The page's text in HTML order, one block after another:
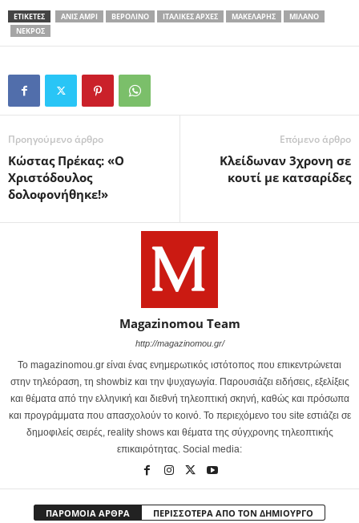
ΕΤΙΚΕΤΕΣ ΑΝΊΣ ΑΜΡΊ ΒΕΡΟΛΊΝΟ ΙΤΑΛΙΚΈΣ ΑΡΧΈΣ ΜΑΚΕΛΆΡΗΣ
ΜΙΛΆΝΟ
ΝΕΚΡΌΣ
Προηγούμενο άρθρο
Κώστας Πρέκας: «O
Χριστόδουλος
δολοφονήθηκε!»
Επόμενο άρθρο
Κλείδωναν 3χρονη σε
κουτί με κατσαρίδες
Magazinomou Team
http://magazinomou.gr/
Το magazinomou.gr είναι ένας ενημερωτικός ιστότοπος που επικεντρώνεται
στην τηλεόραση, τη showbiz και την ψυχαγωγία. Παρουσιάζει ειδήσεις, εξελίξεις
και θέματα από την ελληνική και διεθνή τηλεοπτική σκηνή, καθώς και πρόσωπα
και προγράμματα που απασχολούν το κοινό. Το περιεχόμενο του site εστιάζει σε
δημοφιλείς σειρές, reality shows και θέματα της σύγχρονης τηλεοπτικής
επικαιρότητας. Social media:
ΠΑΡΟΜΟΙΑ ΑΡΘΡΑ ΠΕΡΙΣΣΟΤΕΡΑ ΑΠΟ ΤΟΝ ΔΗΜΙΟΥΡΓΟ